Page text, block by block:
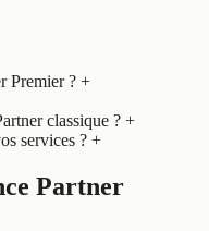
Premier ? +
classique ? +
services ? +
Partner